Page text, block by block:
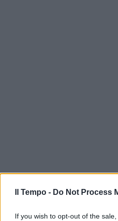
Il Tempo - Do Not Process
If you wish to opt-out of the